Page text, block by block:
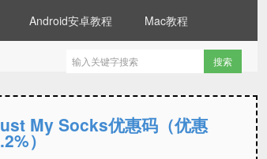
Android安卓教程 Mac教程
My Socks优惠码（优惠
）